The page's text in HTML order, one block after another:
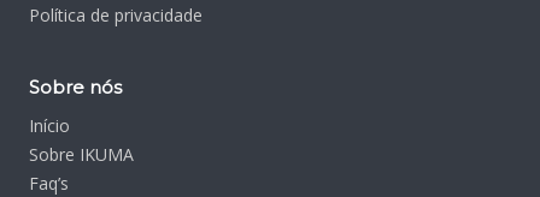
Política de privacidade
Sobre nós
Início
Sobre IKUMA
Faq’s